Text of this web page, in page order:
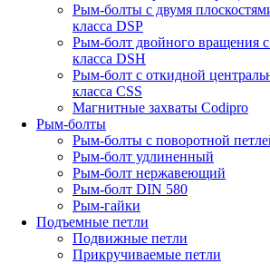
Рым-болты с двумя
класса DSP
Рым-болт двойного вращения
класса DSH
Рым-болт с откидной
класса CSS
Магнитные захваты Codipro
Рым-болты
Рым-болты с поворотной
Рым-болт удлиненный
Рым-болт нержавеющий
Рым-болт DIN 580
Рым-гайки
Подъемные петли
Подвижные петли
Прикручиваемые петли